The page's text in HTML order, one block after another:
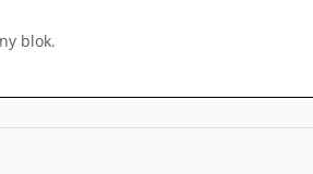
blok.